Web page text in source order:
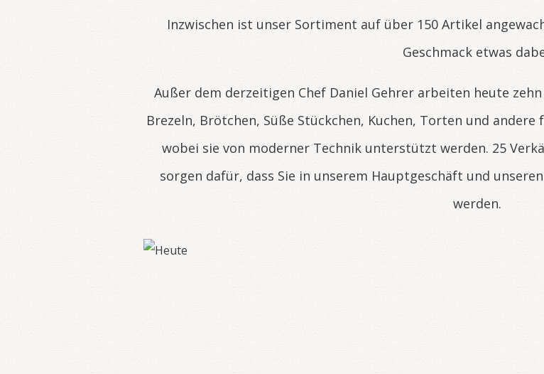
Inzwischen ist unser Sortiment auf über 150 Artikel
Geschmack etwas
Außer dem derzeitigen Chef Daniel Gehrer arbeiten heute
Brezeln, Brötchen, Süße Stückchen, Kuchen, Torten und
wobei sie von moderner Technik unterstützt werden. 25
sorgen dafür, dass Sie in unserem Hauptgeschäft und
werden.